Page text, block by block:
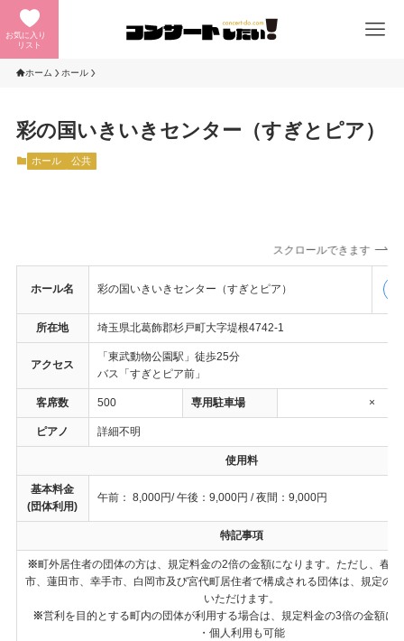
お気に入り
リスト
ホーム ホール
彩の国いきいきセンター（すぎとピア）
ホール 公共
スクロールできます
ホール名 彩の国いきいきセンター（すぎとピア）
所在地 埼玉県北葛飾郡杉戸町大字堤根4742-1
アクセス
「東武動物公園駅」徒歩25分
バス「すぎとピア前」
客席数 500 専用駐車場 ×
ピアノ 詳細不明
使用料
基本料金
(団体利用)
午前： 8,000円/ 午後：9,000円 / 夜間：9,000円
特記事項
※町外居住者の団体の方は、規定料金の2倍の金額になります。ただし、春
市、蓮田市、幸手市、白岡市及び宮代町居住者で構成される団体は、規定の
いただけます。
※営利を目的とする町内の団体が利用する場合は、規定料金の3倍の金額に
・個人利用も可能